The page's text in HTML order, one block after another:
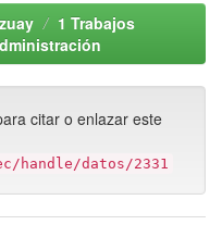
1 Trabajos
citar o enlazar este
handle/datos/2331